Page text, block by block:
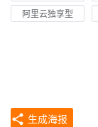
阿里云独享型
生成海报